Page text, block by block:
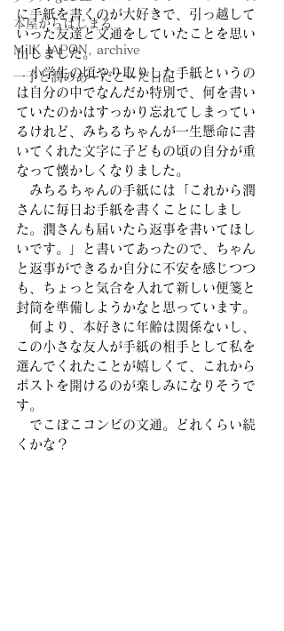
本屋からはじまる
MilK JAPON, archive
一子と潤のあーだこーだ日記
に手紙を書くのが大好きで、引っ越して
いった友達と文通をしていたことを思い
出しました。
小学生の頃やり取りした手紙というの
は自分の中でなんだか特別で、何を書い
ていたのかはすっかり忘れてしまってい
るけれど、みちるちゃんが一生懸命に書
いてくれた文字に子どもの頃の自分が重
なって懐かしくなりました。
みちるちゃんの手紙には「これから潤
さんに毎日お手紙を書くことにしまし
た。潤さんも届いたら返事を書いてほし
いです。」と書いてあったので、ちゃん
と返事ができるか自分に不安を感じつつ
も、ちょっと気合を入れて新しい便箋と
封筒を準備しようかなと思っています。
何より、本好きに年齢は関係ないし、
この小さな友人が手紙の相手として私を
選んでくれたことが嬉しくて、これから
ポストを開けるのが楽しみになりそうで
す。
でこぼこコンビの文通。どれくらい続
くかな？